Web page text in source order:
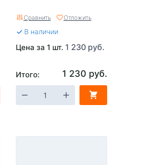
Сравнить Отложить
В наличии
Цена за 1 шт. 1 230 руб.
Итого: 1 230 руб.